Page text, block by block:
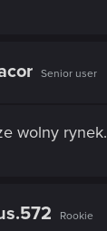
Senior user
wolny rynek.
Rookie